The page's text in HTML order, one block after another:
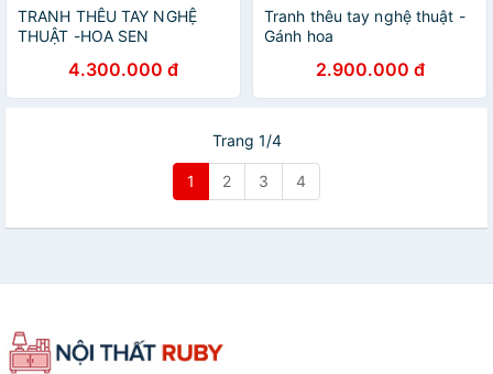
TRANH THÊU TAY NGHỆ
THUẬT -HOA SEN
4.300.000 đ
Tranh thêu tay nghệ thuật -
Gánh hoa
2.900.000 đ
Trang 1/4
1 2 3 4